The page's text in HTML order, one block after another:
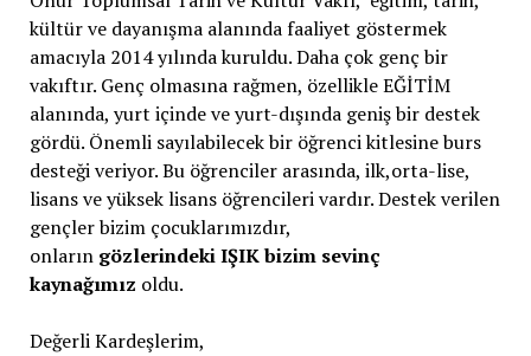
kültür ve dayanışma alanında faaliyet göstermek
amacıyla 2014 yılında kuruldu. Daha çok genç bir
vakıftır. Genç olmasına rağmen, özellikle EĞİTİM
alanında, yurt içinde ve yurt-dışında geniş bir destek
gördü. Önemli sayılabilecek bir öğrenci kitlesine burs
desteği veriyor. Bu öğrenciler arasında, ilk,orta-lise,
lisans ve yüksek lisans öğrencileri vardır. Destek verilen
gençler bizim çocuklarımızdır,
onların gözlerindekiIŞIK bizim sevinç
kaynağımız oldu.
Değerli Kardeşlerim,